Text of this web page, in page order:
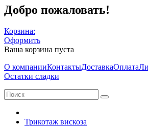
Добро пожаловать!
Корзина:
Оформить
Ваша корзина пуста
О компанииКонтактыДоставкаОплата
Остатки сладки
Трикотаж вискоза